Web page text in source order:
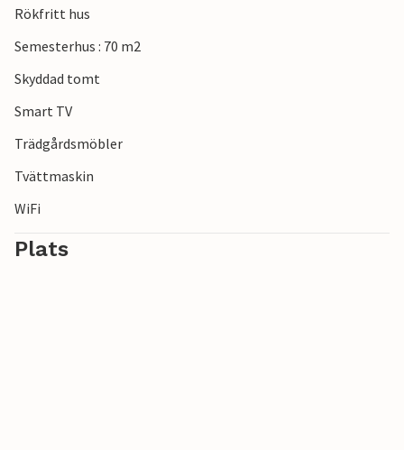
Observera att husdjur och rökning inte är tillåtna i huset.
Rökfritt hus
Semesterhus : 70 m2
Skyddad tomt
Smart TV
Trädgårdsmöbler
Tvättmaskin
WiFi
Plats